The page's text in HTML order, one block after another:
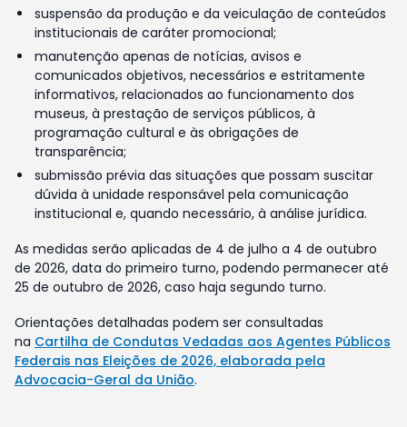
suspensão da produção e da veiculação de conteúdos
institucionais de caráter promocional;
manutenção apenas de notícias, avisos e
comunicados objetivos, necessários e estritamente
informativos, relacionados ao funcionamento dos
museus, à prestação de serviços públicos, à
programação cultural e às obrigações de
transparência;
submissão prévia das situações que possam suscitar
dúvida à unidade responsável pela comunicação
institucional e, quando necessário, à análise jurídica.
As medidas serão aplicadas de 4 de julho a 4 de outubro
de 2026, data do primeiro turno, podendo permanecer até
25 de outubro de 2026, caso haja segundo turno.
Orientações detalhadas podem ser consultadas
na Cartilha de Condutas Vedadas aos Agentes Públicos
Federais nas Eleições de 2026, elaborada pela
Advocacia-Geral da União.